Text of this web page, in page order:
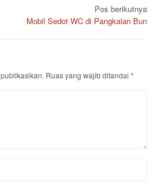
Pos berikutnya
Mobil Sedot WC di Pangkalan Bun
Ruas yang wajib ditandai *